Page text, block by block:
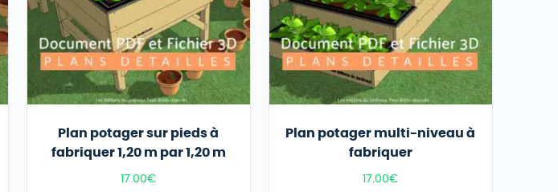
Plan potager sur pieds à
fabriquer 1,20 m par 1,20 m
17.00€
Plan potager multi-niveau à
fabriquer
17.00€